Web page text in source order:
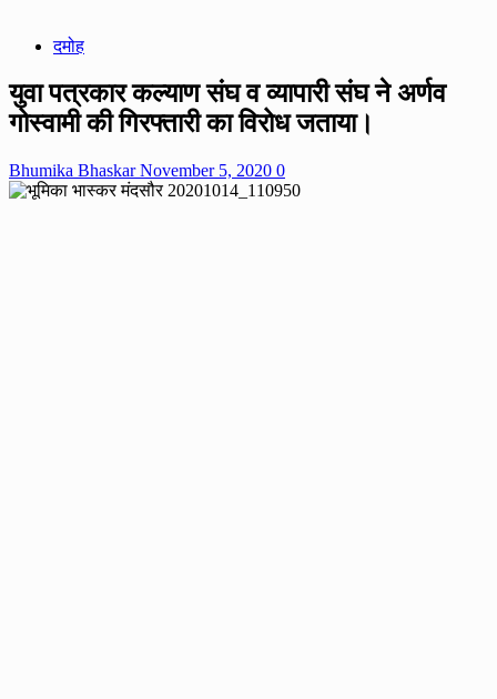
दमोह
युवा पत्रकार कल्याण संघ व व्यापारी संघ ने अर्णव
गोस्वामी की गिरफ्तारी का विरोध जताया।
Bhumika BhaskarNovember 5, 2020 0